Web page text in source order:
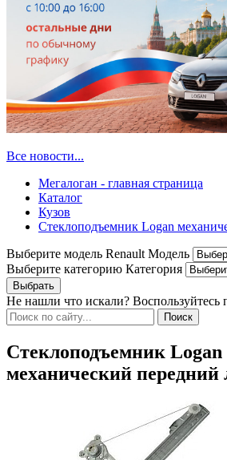
Все новости...
Мегалоган - главная страница
Каталог
Кузов
Стеклоподъемник Logan
Выберите модель Renault Модель
Выберите категорию Категория
Не нашли что искали? Воспользуйтесь
Стеклоподъемник Logan
механический передний